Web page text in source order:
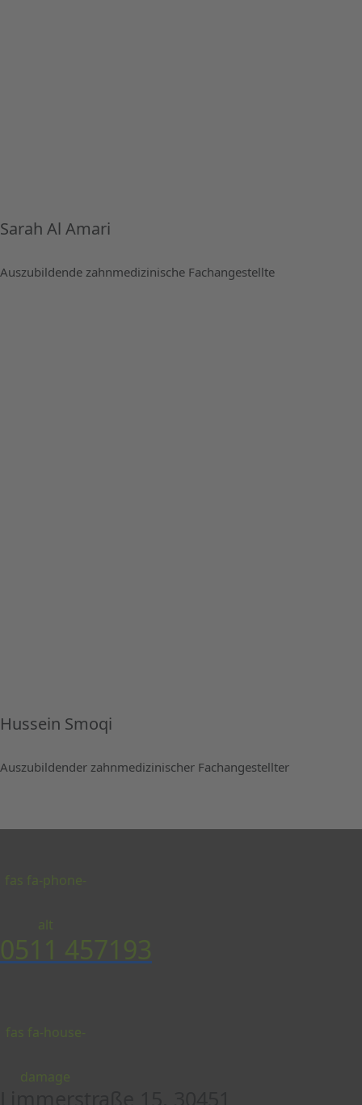
Sarah Al Amari
Auszubildende zahnmedizinische Fachangestellte
Hussein Smoqi
Auszubildender zahnmedizinischer Fachangestellter
fas fa-phone-
alt
0511 457193
fas fa-house-
damage